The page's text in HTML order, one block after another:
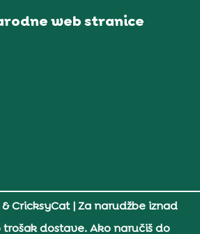
web stranice
CricksyCat| Za narudžbe iznad
dostave. Ako naručiš do